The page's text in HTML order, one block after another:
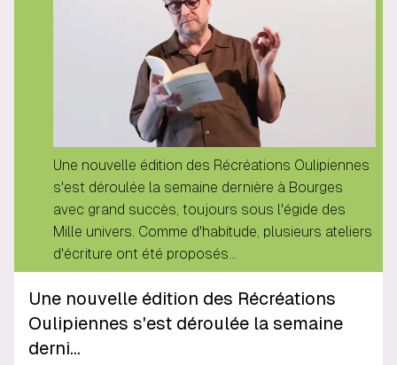
Une nouvelle édition des Récréations Oulipiennes
s'est déroulée la semaine dernière à Bourges
avec grand succès, toujours sous l'égide des
Mille univers. Comme d'habitude, plusieurs ateliers
d'écriture ont été proposés…
Une nouvelle édition des Récréations
Oulipiennes s'est déroulée la semaine
derni…